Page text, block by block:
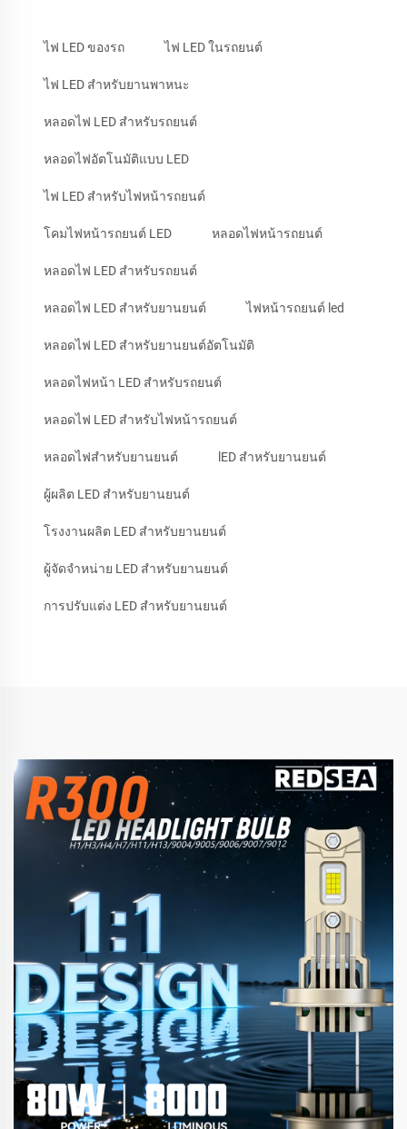
ไฟ LED ของรถ ไฟ LED ในรถยนต์
ไฟ LED สำหรับยานพาหนะ
หลอดไฟ LED สำหรับรถยนต์
หลอดไฟอัตโนมัติแบบ LED
ไฟ LED สำหรับไฟหน้ารถยนต์
โคมไฟหน้ารถยนต์ LED หลอดไฟหน้ารถยนต์
หลอดไฟ LED สำหรับรถยนต์
หลอดไฟ LED สำหรับยานยนต์ ไฟหน้ารถยนต์ led
หลอดไฟ LED สำหรับยานยนต์อัตโนมัติ
หลอดไฟหน้า LED สำหรับรถยนต์
หลอดไฟ LED สำหรับไฟหน้ารถยนต์
หลอดไฟสำหรับยานยนต์ lED สำหรับยานยนต์
ผู้ผลิต LED สำหรับยานยนต์
โรงงานผลิต LED สำหรับยานยนต์
ผู้จัดจำหน่าย LED สำหรับยานยนต์
การปรับแต่ง LED สำหรับยานยนต์